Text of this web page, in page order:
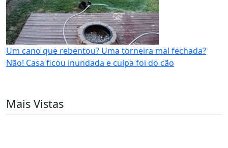
Um cano que rebentou? Uma torneira mal fechada?
Não! Casa ficou inundada e culpa foi do cão
Mais Vistas